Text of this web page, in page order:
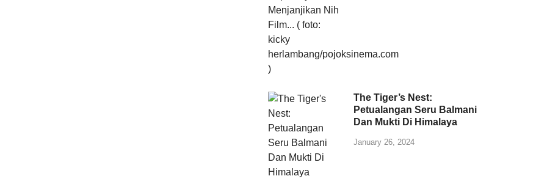
The Tiger’s Nest:
Petualangan Seru Balmani
Dan Mukti Di Himalaya
January 26, 2024